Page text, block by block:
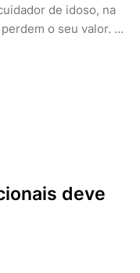
de idoso, na
o seu valor. …
deve